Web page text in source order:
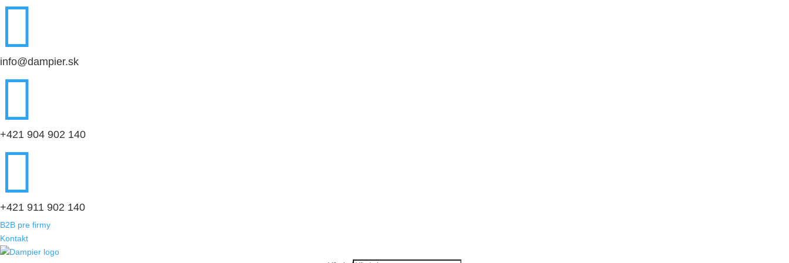

info@dampier.sk

+421 904 902 140

+421 911 902 140
B2B pre firmy
Kontakt